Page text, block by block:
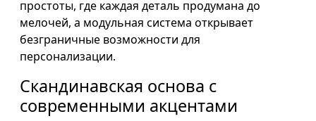
простоты, где каждая деталь продумана до
мелочей, а модульная система открывает
безграничные возможности для
персонализации.
Скандинавская основа с
современными акцентами